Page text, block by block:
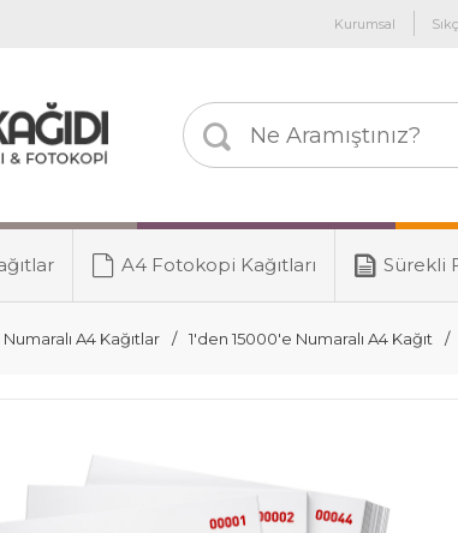
Kurumsal
A4 Fotokopi Kağıtları Sürekli
Numaralı A4 Kağıtlar 1'den 15000'e Numaralı A4 Kağıt